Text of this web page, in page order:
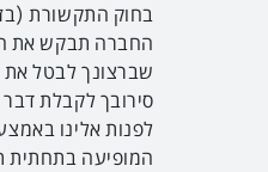
החברה תבקש את
שברצונך לבטל את
סירובך לקבלת
לפנות אלינו
המופיעה בתחתית